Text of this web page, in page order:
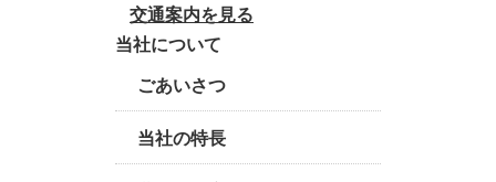
交通案内を見る
当社について
ごあいさつ
当社の特長